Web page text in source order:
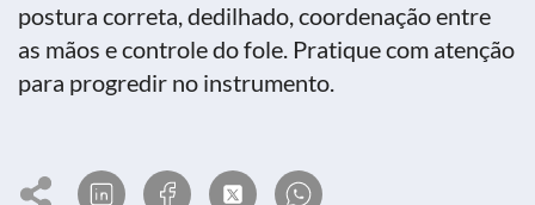
postura correta, dedilhado, coordenação entre
as mãos e controle do fole. Pratique com atenção
para progredir no instrumento.